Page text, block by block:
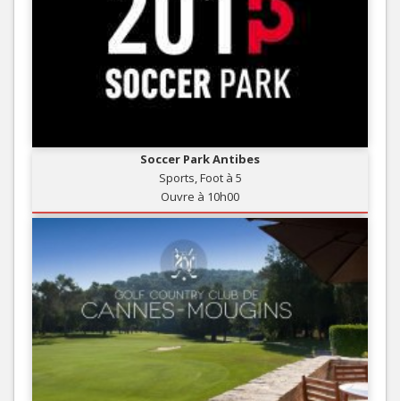
Soccer Park Antibes
Sports, Foot à 5
Ouvre à 10h00